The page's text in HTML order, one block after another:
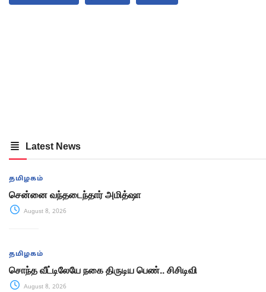
Latest News
தமிழகம்
சென்னை வந்தடைந்தார் அமித்ஷா
August 8, 2026
தமிழகம்
சொந்த வீட்டிலேயே நகை திருடிய பெண்.. சிசிடிவி
August 8, 2026